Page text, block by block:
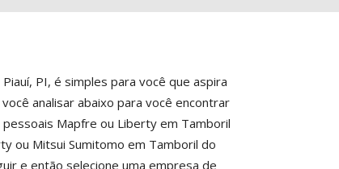
PI, é simples para você que aspira
analisar abaixo para você encontrar
Mapfre ou Liberty em Tamboril
ou Mitsui Sumitomo em Tamboril do
e então selecione uma empresa de